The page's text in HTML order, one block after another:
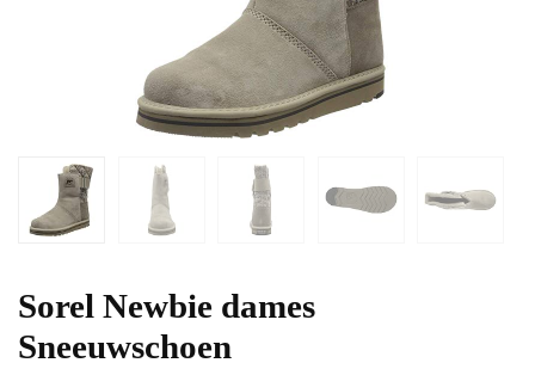
Sorel Newbie dames
Sneeuwschoen